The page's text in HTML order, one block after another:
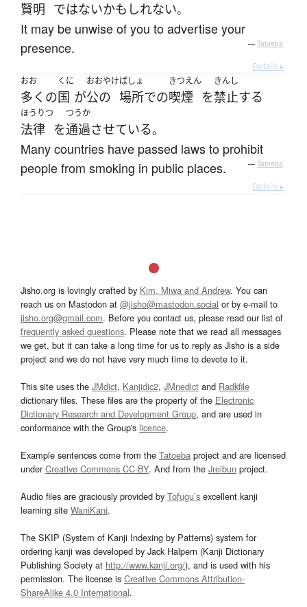
賢明 ではないかもしれない。
It may be unwise of you to advertise your
presence.
— Tatoeba
Details ▸
おお
多く の
くに
国 が
おおやけ
公の
ばしょ
場所での
きつえん
喫煙 を
きんし
禁止する
ほうりつ
法律 を
つうか
通過させている。
Many countries have passed laws to prohibit
people from smoking in public places.
— Tatoeba
Details ▸
Jisho.org is lovingly crafted by Kim, Miwa and Andrew. You can
reach us on Mastodon at @jisho@mastodon.social or by e-mail to
jisho.org@gmail.com. Before you contact us, please read our list of
frequently asked questions. Please note that we read all messages
we get, but it can take a long time for us to reply as Jisho is a side
project and we do not have very much time to devote to it.
This site uses the JMdict, Kanjidic2, JMnedict and Radkfile
dictionary files. These files are the property of the Electronic
Dictionary Research and Development Group, and are used in
conformance with the Group's licence.
Example sentences come from the Tatoeba project and are licensed
underCreative Commons CC-BY. And from the Jreibun project.
Audio files are graciously provided by Tofugu’s excellent kanji
learning site WaniKani.
The SKIP (System of Kanji Indexing by Patterns) system for
ordering kanji was developed by Jack Halpern (Kanji Dictionary
Publishing Society at http://www.kanji.org/), and is used with his
permission. The license is Creative Commons Attribution-
ShareAlike 4.0 International.